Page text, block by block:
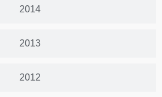
2014
2013
2012